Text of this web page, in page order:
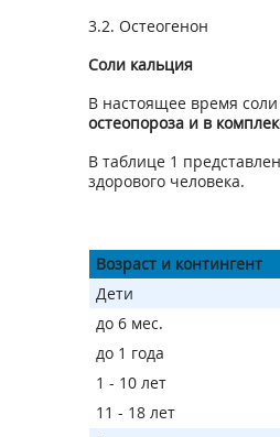
3.2. Остеогенон
Соли кальция
В настоящее время
остеопороза и в
В таблице 1
здорового человека.
Возраст и контингент
Дети
до 6 мес.
до 1 года
1 - 10 лет
11 - 18 лет